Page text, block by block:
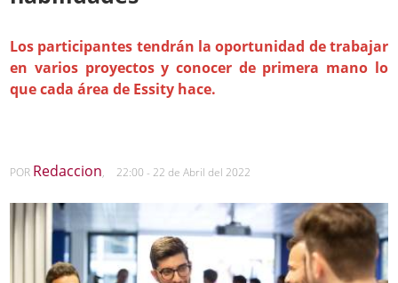
Los participantes tendrán la oportunidad de trabajar
en varios proyectos y conocer de primera mano lo
que cada área de Essity hace.
POR Redaccion, 22:00 - 22 de Abril del 2022